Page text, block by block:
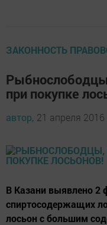
ЗАКОННОСТЬ
при покупке
автор, 21 апреля 2016
В Казани выявлено 2
спиртосодержащих
лосьон с большим